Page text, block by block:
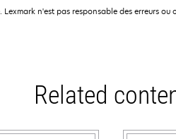
n'est pas responsable des erreurs ou
Related